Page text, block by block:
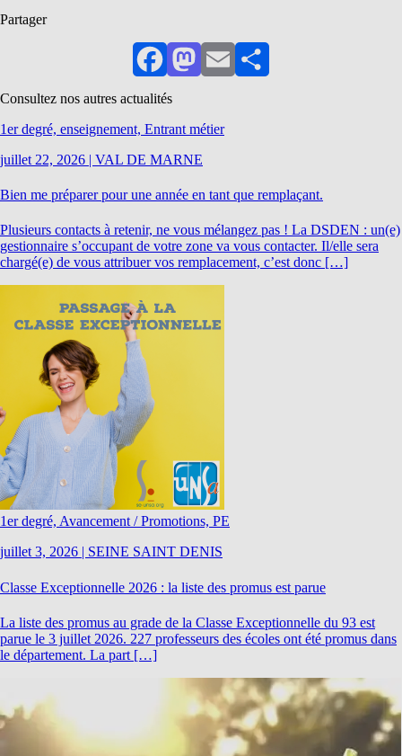
Partager
FacebookMastodon
EmailPartager
Consultez nos autres actualités
1er degré, enseignement, Entrant métier
juillet 22, 2026 | VAL DE MARNE
Bien me préparer pour une année en tant que remplaçant.
Plusieurs contacts à retenir, ne vous mélangez pas ! La DSDEN : un(e)
gestionnaire s’occupant de votre zone va vous contacter. Il/elle sera
chargé(e) de vous attribuer vos remplacement, c’est donc […]
1er degré, Avancement / Promotions, PE
juillet 3, 2026 | SEINE SAINT DENIS
Classe Exceptionnelle 2026 : la liste des promus est parue
La liste des promus au grade de la Classe Exceptionnelle du 93 est
parue le 3 juillet 2026. 227 professeurs des écoles ont été promus dans
le département. La part […]